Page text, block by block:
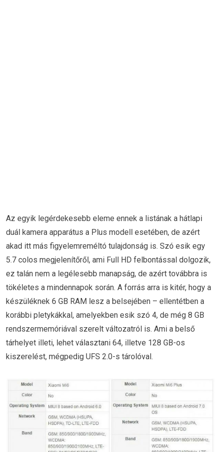
Az egyik legérdekesebb eleme ennek a listának a hátlapi
duál kamera apparátus a Plus modell esetében, de azért
akad itt más figyelemreméltó tulajdonság is. Szó esik egy
5.7 colos megjelenítőről, ami Full HD felbontással dolgozik,
ez talán nem a legélesebb manapság, de azért továbbra is
tökéletes a mindennapok során. A forrás arra is kitér, hogy a
készüléknek 6 GB RAM lesz a belsejében – ellentétben a
korábbi pletykákkal, amelyekben esik szó 4, de még 8 GB
rendszermemóriával szerelt változatról is. Ami a belső
tárhelyet illeti, lehet választani 64, illetve 128 GB-os
kiszerelést, mégpedig UFS 2.0-s tárolóval.